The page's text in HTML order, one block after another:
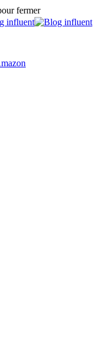
fermer